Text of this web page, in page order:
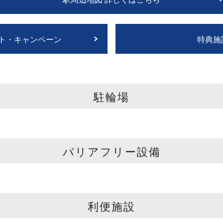
・キャンペーン 特典施
駐輪場
バリアフリー設備
利便施設